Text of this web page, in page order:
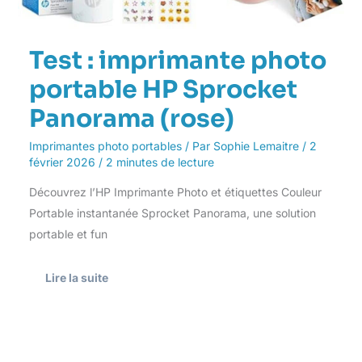
Test : imprimante photo
portable HP Sprocket
Panorama (rose)
Imprimantes photo portables/ Par Sophie Lemaitre / 2
février 2026 / 2 minutes de lecture
Découvrez l’HP Imprimante Photo et étiquettes Couleur
Portable instantanée Sprocket Panorama, une solution
portable et fun
Lire la suite